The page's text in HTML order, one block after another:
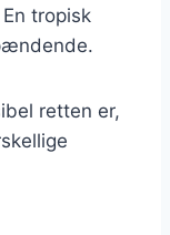
En tropisk
retten er,